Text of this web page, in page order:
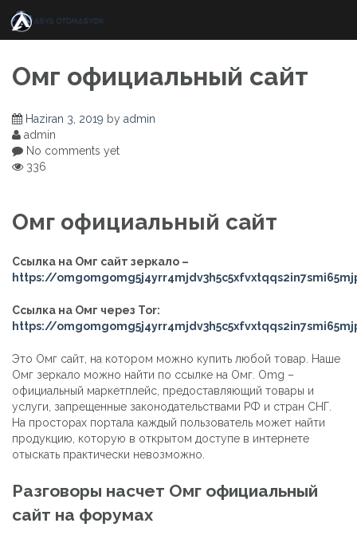
content
Омг официальный сайт
Haziran 3, 2019 by admin
admin
No comments yet
336
Омг официальный сайт
Ссылка на Омг сайт зеркало –
https://
Ссылка на Омг через Tor:
https://
Это Омг сайт, на котором можно купить любой товар. Наше
Омг зеркало можно найти по ссылке на Омг. Omg –
официальный маркетплейс, предоставляющий товары и
услуги, запрещенные законодательствами РФ и стран СНГ.
На просторах портала каждый пользователь может найти
продукцию, которую в открытом доступе в интернете
отыскать практически невозможно.
Разговоры насчет Омг официальный
сайт на форумах